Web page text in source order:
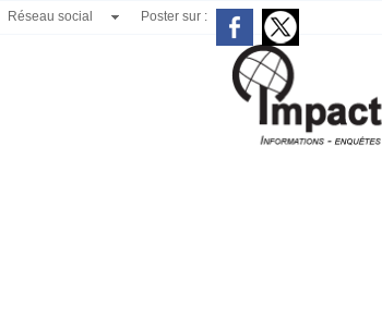
Réseau social Poster sur :